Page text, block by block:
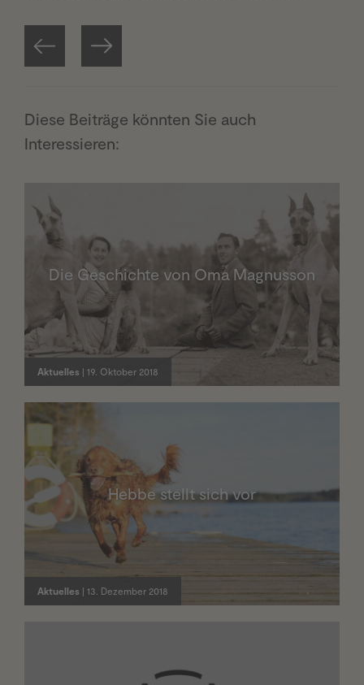
Diese Beiträge könnten Sie auch
Interessieren:
Die Geschichte von Oma Magnusson
Aktuelles | 19. Oktober 2018
Hebbe stellt sich vor
Aktuelles | 13. Dezember 2018